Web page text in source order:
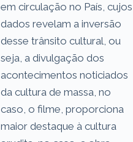
em circulação no País, cujos
dados revelam a inversão
desse trânsito cultural, ou
seja, a divulgação dos
acontecimentos noticiados
da cultura de massa, no
caso, o filme, proporciona
maior destaque à cultura